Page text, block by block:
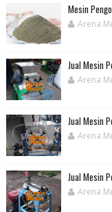
Mesin
Arena
Jual Mesin
Arena
Jual Mesin
Arena
Jual Mesin
Arena